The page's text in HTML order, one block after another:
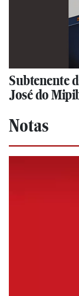
Subtenente
José do
Notas